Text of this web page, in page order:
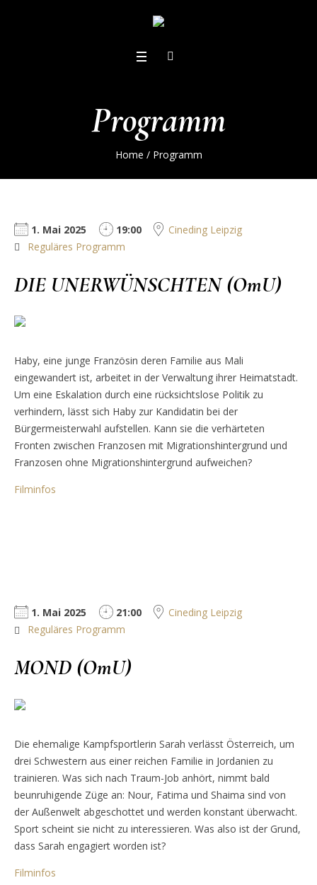
Programm
Home / Programm
1. Mai 2025 19:00
Cineding Leipzig
Reguläres Programm
DIE UNERWÜNSCHTEN (OmU)
Haby, eine junge Französin deren Familie aus Mali
eingewandert ist, arbeitet in der Verwaltung ihrer Heimatstadt.
Um eine Eskalation durch eine rücksichtslose Politik zu
verhindern, lässt sich Haby zur Kandidatin bei der
Bürgermeisterwahl aufstellen. Kann sie die verhärteten
Fronten zwischen Franzosen mit Migrationshintergrund und
Franzosen ohne Migrationshintergrund aufweichen?
Filminfos
1. Mai 2025 21:00
Cineding Leipzig
Reguläres Programm
MOND (OmU)
Die ehemalige Kampfsportlerin Sarah verlässt Österreich, um
drei Schwestern aus einer reichen Familie in Jordanien zu
trainieren. Was sich nach Traum-Job anhört, nimmt bald
beunruhigende Züge an: Nour, Fatima und Shaima sind von
der Außenwelt abgeschottet und werden konstant überwacht.
Sport scheint sie nicht zu interessieren. Was also ist der Grund,
dass Sarah engagiert worden ist?
Filminfos